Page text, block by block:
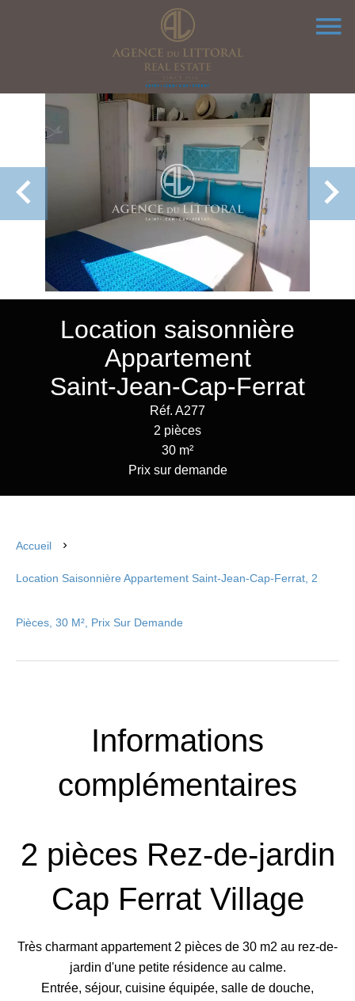
Location saisonnière
Appartement
Saint-Jean-Cap-Ferrat
Réf. A277
2 pièces
30 m²
Prix sur demande
Accueil
Location Saisonnière Appartement Saint-Jean-Cap-Ferrat, 2
Pièces, 30 M², Prix Sur Demande
Informations
complémentaires
2 pièces Rez-de-jardin
Cap Ferrat Village
Très charmant appartement 2 pièces de 30 m2 au rez-de-
jardin d'une petite résidence au calme.
Entrée, séjour, cuisine équipée, salle de douche,